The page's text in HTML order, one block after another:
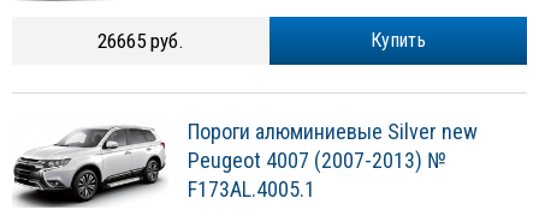
Купить
26665 руб.
Пороги алюминиевые Silver new
Peugeot 4007 (2007-2013) №
F173AL.4005.1